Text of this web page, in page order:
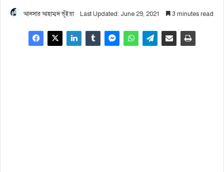
আনসার আহাম্মদ ভূঁইয়া Last Updated: June 29, 2021 3 minutes read